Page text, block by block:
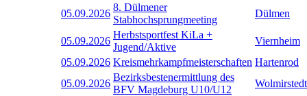
05.09.2026
8. Dülmener
Stabhochsprungmeeting
Dülmen
05.09.2026
Herbstsportfest KiLa +
Jugend/Aktive
Viernheim
05.09.2026 Kreismehrkampfmeisterschaften Hartenrod
05.09.2026
Bezirksbestenermittlung des
BFV Magdeburg U10/U12
Wolmirstedt